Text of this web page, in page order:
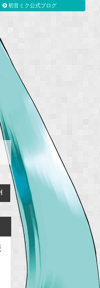
初音ミク公式ブログ